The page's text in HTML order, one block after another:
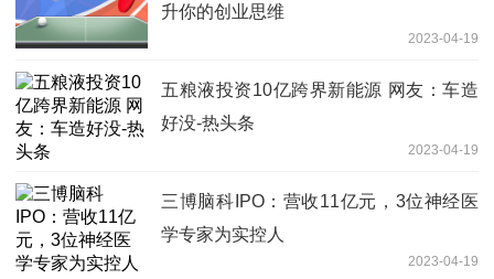
升你的创业思维
2023-04-19
五粮液投资10亿跨界新能源 网友：车造
好没-热头条
2023-04-19
三博脑科IPO：营收11亿元，3位神经医
学专家为实控人
2023-04-19